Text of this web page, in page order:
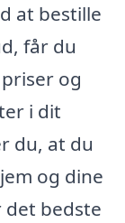
at bestille
får du
og
i dit
du, at du
og dine
det bedste